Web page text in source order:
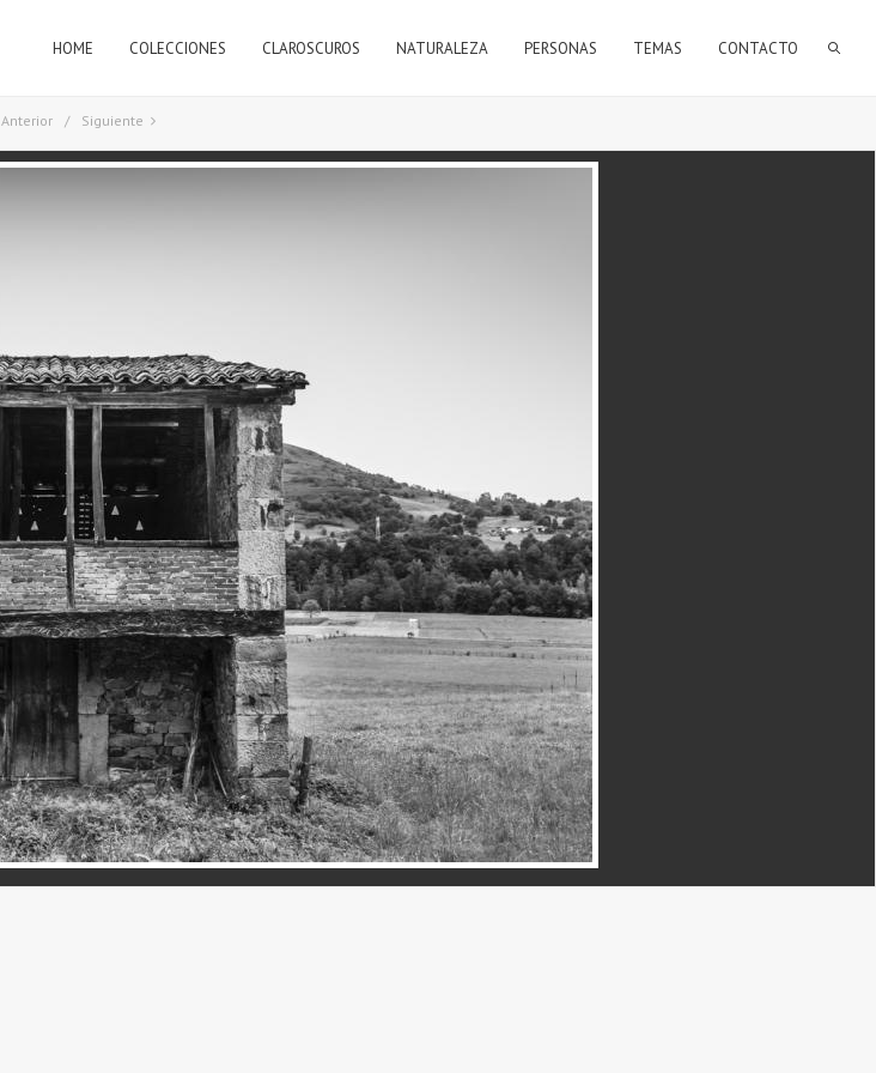
HOME COLECCIONES CLAROSCUROS NATURALEZA PERSONAS TEMAS CONTACTO
FORMULARIO DE BÚSQUEDA
Anterior Siguiente